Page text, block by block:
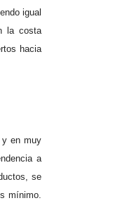
igual
la costa
hacia
y en muy
a
se
mínimo.